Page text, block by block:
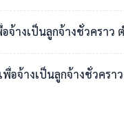
จ้างเป็นลูกจ้างชั่วครา
อจ้างเป็นลูกจ้างชั่วคร